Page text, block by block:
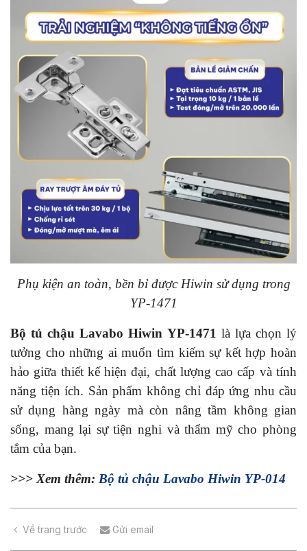
Phụ kiện an toàn, bền bỉ được Hiwin sử dụng trong
YP-1471
Bộ tủ chậu Lavabo Hiwin YP-1471 là lựa chọn lý
tưởng cho những ai muốn tìm kiếm sự kết hợp hoàn
hảo giữa thiết kế hiện đại, chất lượng cao cấp và tính
năng tiện ích. Sản phẩm không chỉ đáp ứng nhu cầu
sử dụng hàng ngày mà còn nâng tầm không gian
sống, mang lại sự tiện nghi và thẩm mỹ cho phòng
tắm của bạn.
>>> Xem thêm: Bộ tủ chậu Lavabo Hiwin YP-014
Về trang trước Gửi email